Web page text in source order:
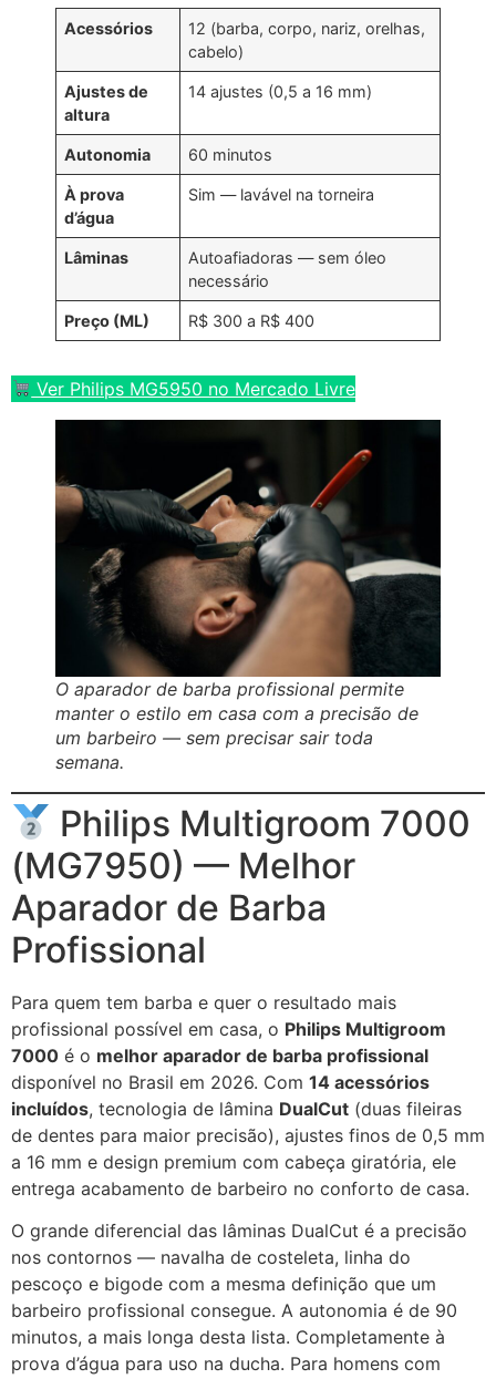
Acessórios
12 (barba, corpo, nariz, orelhas,
cabelo)
Ajustes de
altura
14 ajustes (0,5 a 16 mm)
Autonomia 60 minutos
À prova
d’água
Sim — lavável na torneira
Lâminas
Autoafiadoras — sem óleo
necessário
Preço (ML) R$ 300 a R$ 400
Ver Philips MG5950 no Mercado Livre
O aparador de barba profissional permite
manter o estilo em casa com a precisão de
um barbeiro — sem precisar sair toda
semana.
Philips Multigroom 7000
(MG7950) — Melhor
Aparador de Barba
Profissional
Para quem tem barba e quer o resultado mais
profissional possível em casa, o Philips Multigroom
7000 é o melhor aparador de barba profissional
disponível no Brasil em 2026. Com 14 acessórios
incluídos, tecnologia de lâmina DualCut (duas fileiras
de dentes para maior precisão), ajustes finos de 0,5 mm
a 16 mm e design premium com cabeça giratória, ele
entrega acabamento de barbeiro no conforto de casa.
O grande diferencial das lâminas DualCut é a precisão
nos contornos — navalha de costeleta, linha do
pescoço e bigode com a mesma definição que um
barbeiro profissional consegue. A autonomia é de 90
minutos, a mais longa desta lista. Completamente à
prova d’água para uso na ducha. Para homens com